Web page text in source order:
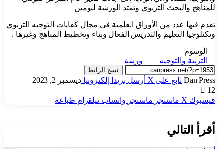
للمناهج والبحث التربوي وتمتد الورشة ليومين
تقدم فيها عدد من الأوراق العلمية في مجال كفايات التوجيه التربوي
وتكنلوجيا التعليم والتدريس الفعال وبناء وتخطيط المناهج وغيرها .
الوسوم
التربية والتوجيه
ورشة
نسخ الرابط
Dan Press تابع على X أرسل بريدا إلكترونيا ديسمبر 2, 2023
12
فيسبوك ‫X ماسنجر ماسنجر واتساب تيلقرام طباعة
أقرأ التالي